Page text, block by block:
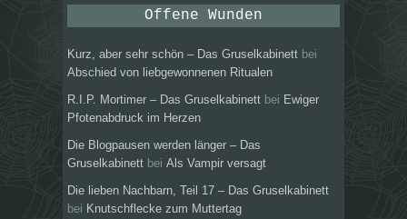
Offene Wunden
Kurz, aber sehr schön – Das Gruselkabinett bei
Abschied von liebgewonnenen Ritualen
R.I.P. Mortimer – Das Gruselkabinett bei Ewiger
Pfotenabdruck im Herzen
Die Blogpausen werden länger – Das
Gruselkabinett bei Als Vampir versagt
Die lieben Nachbarn, Teil 17 – Das Gruselkabinett
bei Knutschflecke zum Muttertag